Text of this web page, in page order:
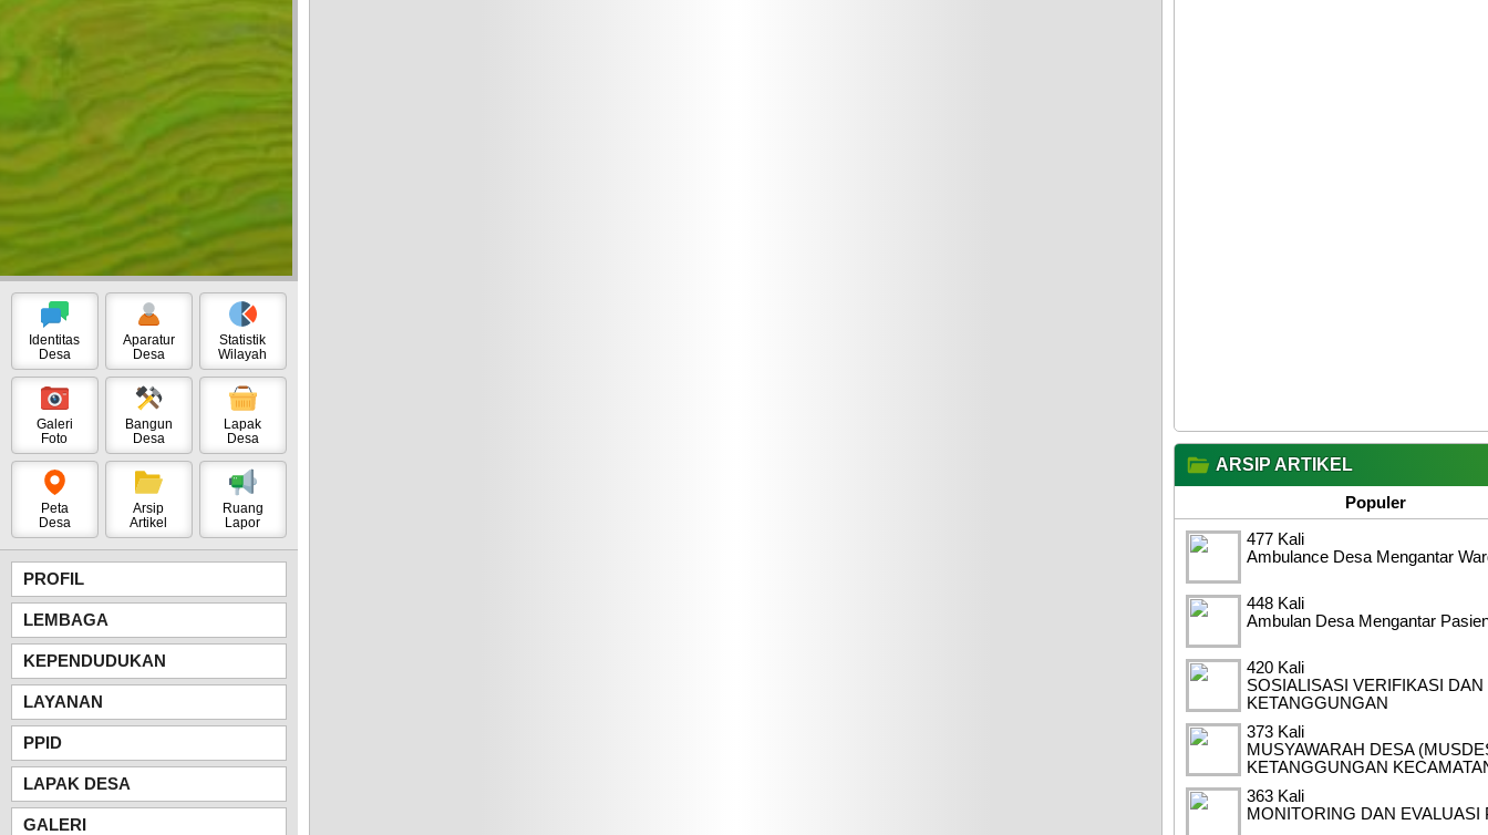
Identitas
Desa
Aparatur
Desa
Statistik
Wilayah
Galeri
Foto
Bangun
Desa
Lapak
Desa
Peta
Desa
Arsip
Artikel
Ruang
Lapor
PROFIL
LEMBAGA
KEPENDUDUKAN
LAYANAN
PPID
LAPAK DESA
GALERI
ARSIP ARTIKEL
Populer
477 Kali
Ambulance Desa Mengantar
448 Kali
Ambulan Desa Mengantar
420 Kali
SOSIALISASI VERIFIKASI
KETANGGUNGAN
373 Kali
MUSYAWARAH DESA
KETANGGUNGAN
363 Kali
MONITORING DAN